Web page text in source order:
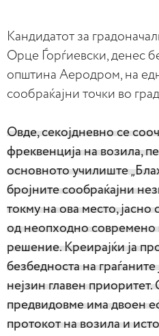
Кандидатот за
Орце Ѓорѓиевски, денес
општина Аеродром, на
сообраќајни точки во
Овде, секојдневно се
фреквенција на возила,
основното училиште
бројните сообраќајни
токму на ова место, јасно
од неопходно современо
решение. Креирајќи ја
безбедноста на граѓаните
нејзин главен приоритет.
предвидовме има двоен
протокот на возила и